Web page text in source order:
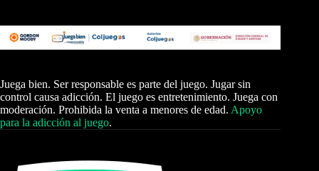
Juega bien. Ser responsable es parte del juego. Jugar sin
control causa adicción. El juego es entretenimiento. Juega con
moderación. Prohibida la venta a menores de edad. Apoyo
para la adicción al juego.